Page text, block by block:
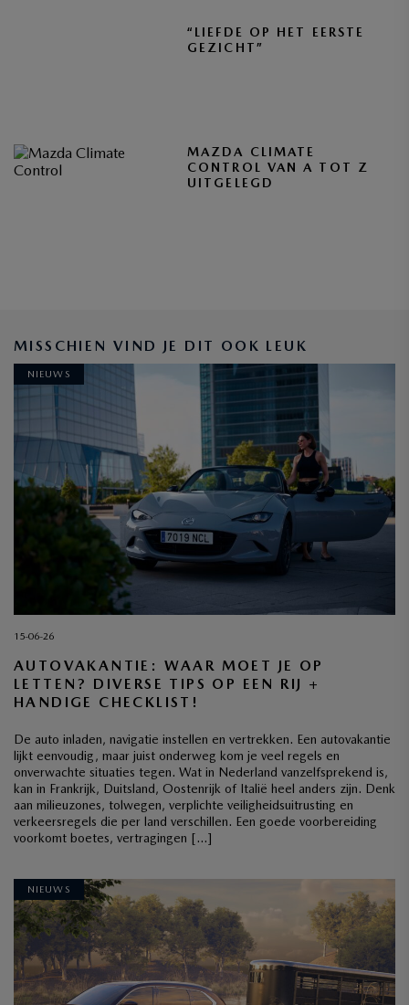
“LIEFDE OP HET EERSTE
GEZICHT”
MAZDA CLIMATE
CONTROL VAN A TOT Z
UITGELEGD
MISSCHIEN VIND JE DIT OOK LEUK
NIEUWS
15-06-26
AUTOVAKANTIE: WAAR MOET JE OP
LETTEN? DIVERSE TIPS OP EEN RIJ +
HANDIGE CHECKLIST!
De auto inladen, navigatie instellen en vertrekken. Een autovakantie
lijkt eenvoudig, maar juist onderweg kom je veel regels en
onverwachte situaties tegen. Wat in Nederland vanzelfsprekend is,
kan in Frankrijk, Duitsland, Oostenrijk of Italië heel anders zijn. Denk
aan milieuzones, tolwegen, verplichte veiligheidsuitrusting en
verkeersregels die per land verschillen. Een goede voorbereiding
voorkomt boetes, vertragingen […]
NIEUWS